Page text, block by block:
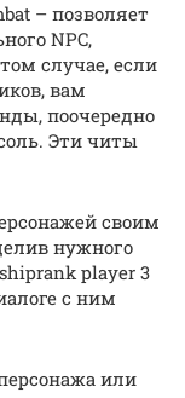
– позволяет
NPC,
случае, если
вам
поочередно
Эти читы
своим
нужного
player 3
с ним
или